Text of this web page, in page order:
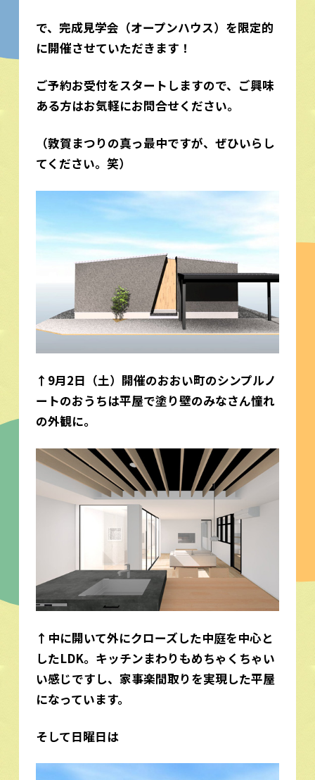
で、完成見学会（オープンハウス）を限定的
に開催させていただきます！
ご予約お受付をスタートしますので、ご興味
ある方はお気軽にお問合せください。
（敦賀まつりの真っ最中ですが、ぜひいらし
てください。笑）
↑9月2日（土）開催のおおい町のシンプルノ
ートのおうちは平屋で塗り壁のみなさん憧れ
の外観に。
↑中に開いて外にクローズした中庭を中心と
したLDK。キッチンまわりもめちゃくちゃい
い感じですし、家事楽間取りを実現した平屋
になっています。
そして日曜日は